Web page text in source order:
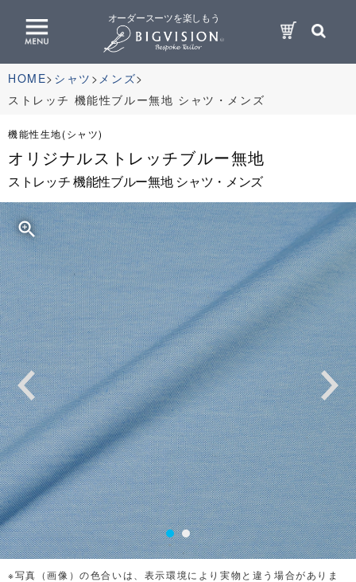
オーダースーツを楽しもう
HOME シャツ
メンズ
ストレッチ 機能性ブルー無地 シャツ・メンズ
機能性生地(シャツ)
オリジナルストレッチブルー無地
ストレッチ 機能性ブルー無地 シャツ・メンズ
zoom_in
※写真（画像）の色合いは、表示環境により実物と違う場合がありま